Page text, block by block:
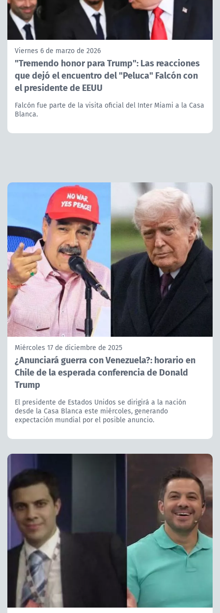
Viernes 6 de marzo de 2026
"Tremendo honor para Trump": Las reacciones
que dejó el encuentro del "Peluca" Falcón con
el presidente de EEUU
Falcón fue parte de la visita oficial del Inter Miami a la Casa
Blanca.
Miércoles 17 de diciembre de 2025
¿Anunciará guerra con Venezuela?: horario en
Chile de la esperada conferencia de Donald
Trump
El presidente de Estados Unidos se dirigirá a la nación
desde la Casa Blanca este miércoles, generando
expectación mundial por el posible anuncio.